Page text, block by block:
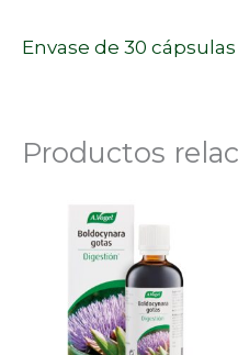
Envase de 30
Productos